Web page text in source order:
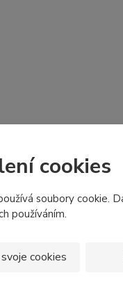
cookies
soubory cookie.
používáním.
cookies DOPLNĚK